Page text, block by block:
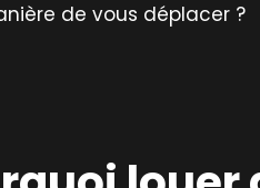
de vous déplacer ?